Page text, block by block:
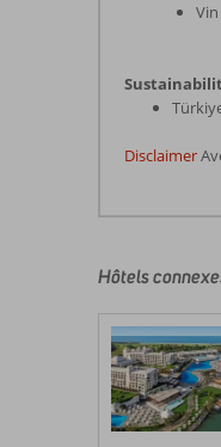
Disclaimer
écrits
nos
clients
après
leur
séjour
Hôtels